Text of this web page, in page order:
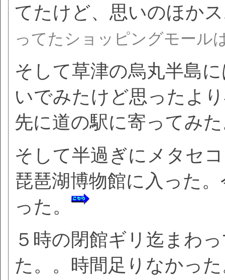
てたけど、思いのほか
ってたショッピングモール
そして草津の烏丸半島
いでみたけど思ったよ
先に道の駅に寄ってみ
そして半過ぎにメタセ
琵琶湖博物館に入った
った。
５時の閉館ギリ迄まわ
た。。時間足りなかっ